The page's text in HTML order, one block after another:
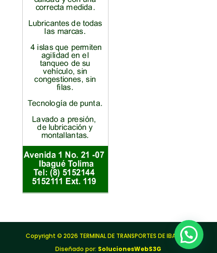
Copyright © 2026 TERMINAL DE TRANSPORTES DE IBAGUÉ |
Diseñado por: SolucionesWebS3G